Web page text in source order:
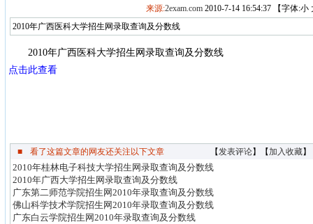
来源:2exam.com 2010-7-14 16:54:37 【字体:小
2010年广西医科大学招生网录取查询及分数线
2010年广西医科大学招生网录取查询及分数线
点击此查看
■ 看了这篇文章的网友还关注以下文章 【发表评论】【加入收藏
2010年桂林电子科技大学招生网录取查询及分数线
2010年广西大学招生网录取查询及分数线
广东第二师范学院招生网2010年录取查询及分数线
佛山科学技术学院招生网2010年录取查询及分数线
广东白云学院招生网2010年录取查询及分数线